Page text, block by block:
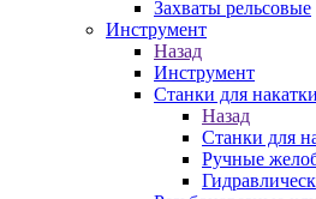
Захваты рельсовые
Инструмент
Назад
Инструмент
Станки для
Назад
Станки для
Ручные